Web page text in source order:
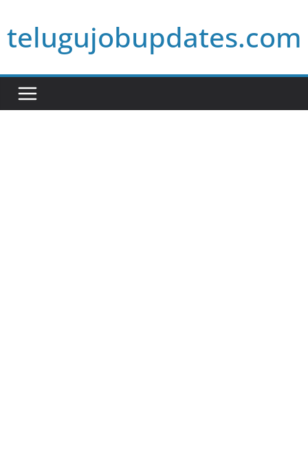
to
content
telugujobupdates.com